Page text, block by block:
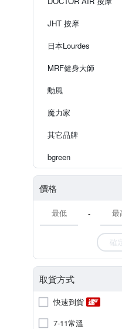
JHT 按摩
日本Lourdes
MRF健身大師
勳風
魔力家
其它品牌
bgreen
價格
-
確定
取貨方式
快速到貨
7-11常溫